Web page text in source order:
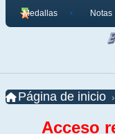
Medallas Notas
Página de inicio
Acceso